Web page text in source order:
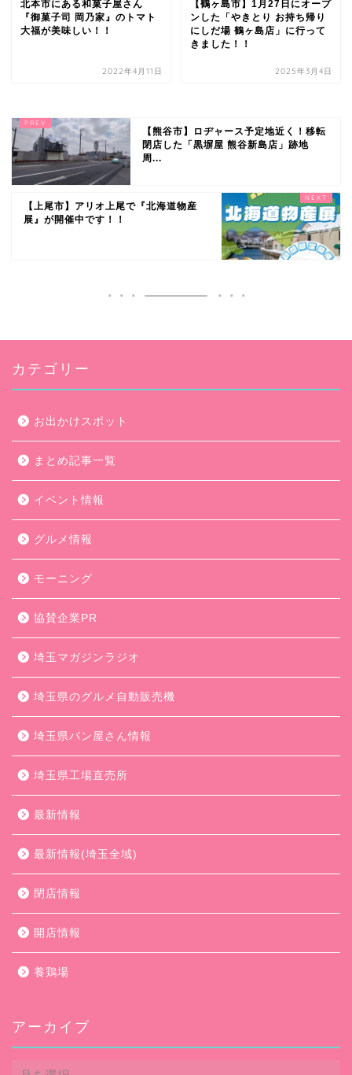
北本市にある和菓子屋さん
『御菓子司 岡乃家』のトマト
大福が美味しい！！
2022年4月11日
【鶴ヶ島市】1月27日にオープ
ンした「やきとり お持ち帰り
にしだ場 鶴ヶ島店」に行って
きました！！
2025年3月4日
【熊谷市】ロヂャース予定地近く！移転
閉店した「黒塀屋 熊谷新島店」跡地
周...
【上尾市】アリオ上尾で『北海道物産
展』が開催中です！！
カテゴリー
お出かけスポット
まとめ記事一覧
イベント情報
グルメ情報
モーニング
協賛企業PR
埼玉マガジンラジオ
埼玉県のグルメ自動販売機
埼玉県パン屋さん情報
埼玉県工場直売所
最新情報
最新情報(埼玉全域)
閉店情報
開店情報
養鶏場
アーカイブ
ア